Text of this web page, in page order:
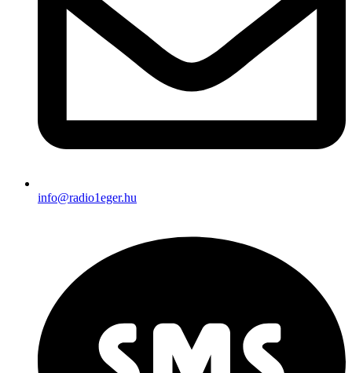
info@radio1eger.hu